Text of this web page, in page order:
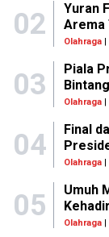
02
Yuran
Arema
Olahraga|
03
Piala
Olahraga|
04
Final
Olahraga|
05
Umuh
Olahraga|